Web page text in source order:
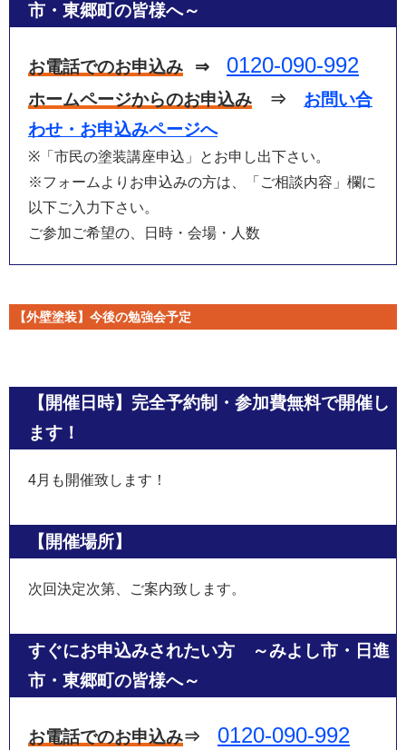
市・東郷町の皆様へ～
お電話でのお申込み ⇒ 0120-090-992
ホームページからのお申込み ⇒ お問い合
わせ・お申込みページへ
※「市民の塗装講座申込」とお申し出下さい。
※フォームよりお申込みの方は、「ご相談内容」欄に
以下ご入力下さい。
ご参加ご希望の、日時・会場・人数
【外壁塗装】今後の勉強会予定
【開催日時】 完全予約制・参加費無料で開催し
ます！
4月も開催致します！
【開催場所】
次回決定次第、ご案内致します。
すぐにお申込みされたい方 ～みよし市・日進
市・東郷町の皆様へ～
お電話でのお申込み⇒ 0120-090-992